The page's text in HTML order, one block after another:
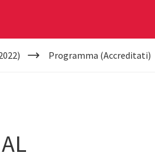
Programma (Accreditati)